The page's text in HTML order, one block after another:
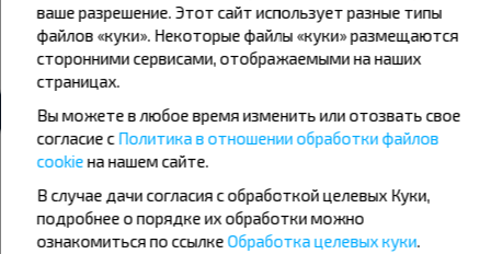
+20°C Вечар
+17°C
Жадаеце падарожнічаць танней?
прапановы INFOBUS. Падпішыся на атрыманне навін і
падарожнічай з намі танней!
ваше разрешение. Этот сайт использует разные типы
файлов «куки». Некоторые файлы «куки» размещаются
сторонними сервисами, отображаемыми на наших
страницах.
Вы можете в любое время изменить или отозвать свое
согласие сПолитика в отношении обработки файлов
cookieна нашем сайте.
В случае дачи согласия с обработкой целевых Куки,
подробнее о порядке их обработки можно
ознакомиться по ссылкеОбработка целевых куки.